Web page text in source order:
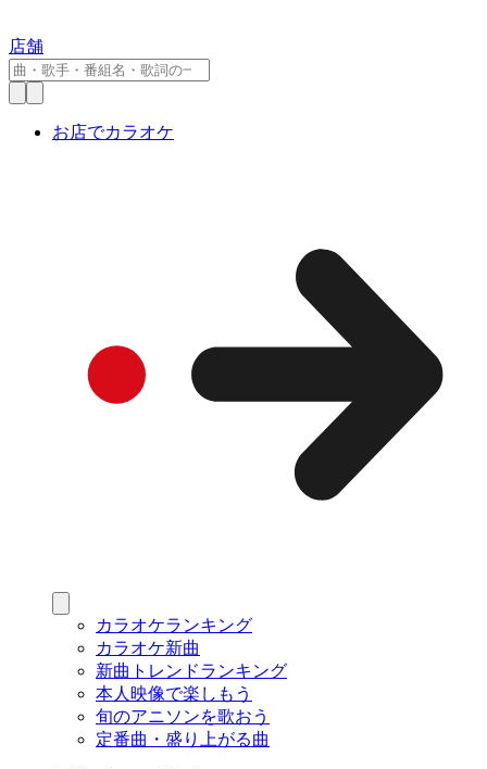
店舗
お店でカラオケ
カラオケランキング
カラオケ新曲
新曲トレンドランキング
本人映像で楽しもう
旬のアニソンを歌おう
定番曲・盛り上がる曲